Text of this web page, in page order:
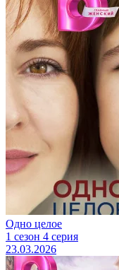
Одно целое
1 сезон 4 серия
23.03.2026